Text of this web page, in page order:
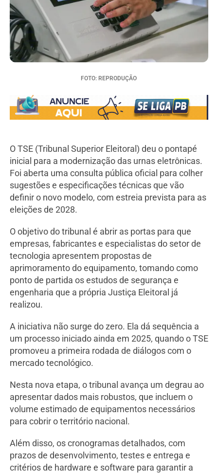
FOTO: REPRODUÇÃO
O TSE (Tribunal Superior Eleitoral) deu o pontapé
inicial para a modernização das urnas eletrônicas.
Foi aberta uma consulta pública oficial para colher
sugestões e especificações técnicas que vão
definir o novo modelo, com estreia prevista para as
eleições de 2028.
O objetivo do tribunal é abrir as portas para que
empresas, fabricantes e especialistas do setor de
tecnologia apresentem propostas de
aprimoramento do equipamento, tomando como
ponto de partida os estudos de segurança e
engenharia que a própria Justiça Eleitoral já
realizou.
A iniciativa não surge do zero. Ela dá sequência a
um processo iniciado ainda em 2025, quando o TSE
promoveu a primeira rodada de diálogos com o
mercado tecnológico.
Nesta nova etapa, o tribunal avança um degrau ao
apresentar dados mais robustos, que incluem o
volume estimado de equipamentos necessários
para cobrir o território nacional.
Além disso, os cronogramas detalhados, com
prazos de desenvolvimento, testes e entrega e
critérios de hardware e software para garantir a